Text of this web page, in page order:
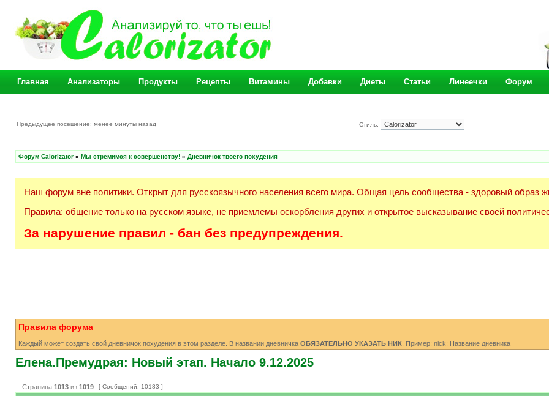
Главная Анализаторы Продукты Рецепты Витамины Добавки Диеты Статьи Линеечки Форум
Предыдущее посещение: менее минуты назад Стиль:
Форум Calorizator » Мы стремимся к совершенству! » Дневничок твоего похудения
Наш форум вне политики. Открыт для русскоязычного населения всего мира. Общая цель сообщества - здоровый образ
Правила: общение только на русском языке, не приемлемы оскорбления других и открытое высказывание своей
За нарушение правил - бан без предупреждения.
Правила форума
Каждый может создать свой дневничок похудения в этом разделе. В названии дневничка ОБЯЗАТЕЛЬНО УКАЗАТЬ НИК . Пример: nick: Название дневника
Елена.Премудрая: Новый этап. Начало 9.12.2025
Страница 1013 из 1019 [ Сообщений: 10183 ]